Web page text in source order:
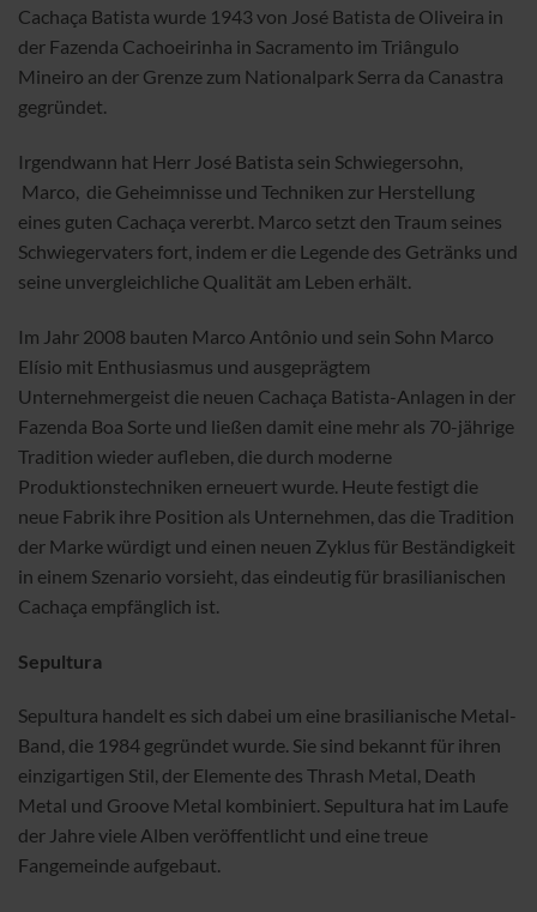
Cachaça Batista wurde 1943 von José Batista de Oliveira in
der Fazenda Cachoeirinha in Sacramento im Triângulo
Mineiro an der Grenze zum Nationalpark Serra da Canastra
gegründet.
Irgendwann hat Herr José Batista sein Schwiegersohn,
Marco, die Geheimnisse und Techniken zur Herstellung
eines guten Cachaça vererbt. Marco setzt den Traum seines
Schwiegervaters fort, indem er die Legende des Getränks und
seine unvergleichliche Qualität am Leben erhält.
Im Jahr 2008 bauten Marco Antônio und sein Sohn Marco
Elísio mit Enthusiasmus und ausgeprägtem
Unternehmergeist die neuen Cachaça Batista-Anlagen in der
Fazenda Boa Sorte und ließen damit eine mehr als 70-jährige
Tradition wieder aufleben, die durch moderne
Produktionstechniken erneuert wurde. Heute festigt die
neue Fabrik ihre Position als Unternehmen, das die Tradition
der Marke würdigt und einen neuen Zyklus für Beständigkeit
in einem Szenario vorsieht, das eindeutig für brasilianischen
Cachaça empfänglich ist.
Sepultura
Sepultura handelt es sich dabei um eine brasilianische Metal-
Band, die 1984 gegründet wurde. Sie sind bekannt für ihren
einzigartigen Stil, der Elemente des Thrash Metal, Death
Metal und Groove Metal kombiniert. Sepultura hat im Laufe
der Jahre viele Alben veröffentlicht und eine treue
Fangemeinde aufgebaut.